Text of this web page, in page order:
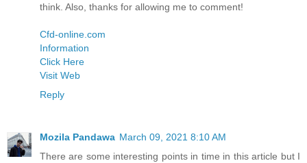
think. Also, thanks for allowing me to comment!
Cfd-online.com
Information
Click Here
Visit Web
Reply
Mozila Pandawa March 09, 2021 8:10 AM
There are some interesting points in time in this article but I